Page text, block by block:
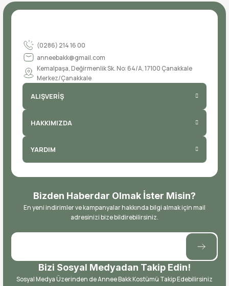
(0286) 214 16 00
anneebakk@gmail.com
Kemalpaşa, Değirmenlik Sk. No: 64/A, 17100 Çanakkale
Merkez/Çanakkale
ALIŞVERİŞ
HAKKIMIZDA
YARDIM
Bizden Haberdar Olmak İster Misin?
En yeni indirimler ve kampanyalar hakkında bilgi almak için mail
adresinizi bize bildirebilirsiniz.
Bizi Sosyal Medyadan Takip Edin!
Sosyal Medya Üzerinden de Annee Bakk Kostümü Takip Edebilirsiniz